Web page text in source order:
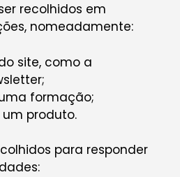
recolhidos em
nomeadamente:
site, como a
formação;
produto.
para responder